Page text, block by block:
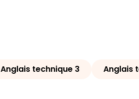
Anglais technique 3
Anglais